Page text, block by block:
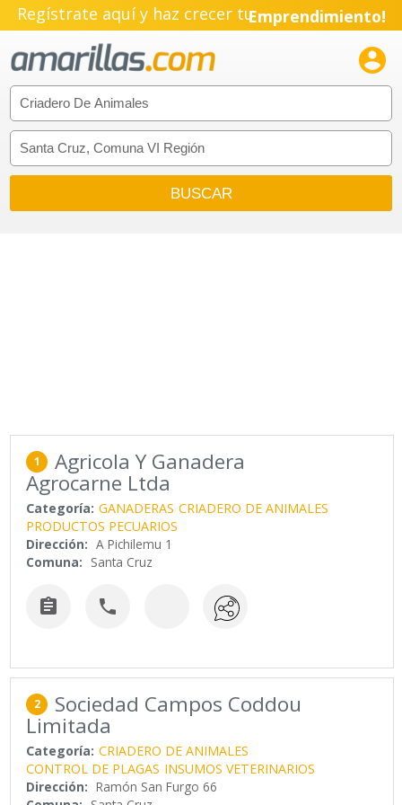
Regístrate aquí y haz crecer tuEmprendimiento!

1 Agricola Y Ganadera
Agrocarne Ltda
Categoría: GANADERAS CRIADERO DE ANIMALES
PRODUCTOS PECUARIOS
Dirección: A Pichilemu 1
Comuna: Santa Cruz
 
2 Sociedad Campos Coddou
Limitada
Categoría: CRIADERO DE ANIMALES
CONTROL DE PLAGAS INSUMOS VETERINARIOS
Dirección: Ramón San Furgo 66